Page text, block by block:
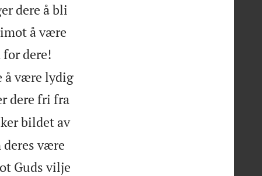
dere å bli
å være
for dere!
å være lydig
dere fri fra
bildet av
være
Guds vilje